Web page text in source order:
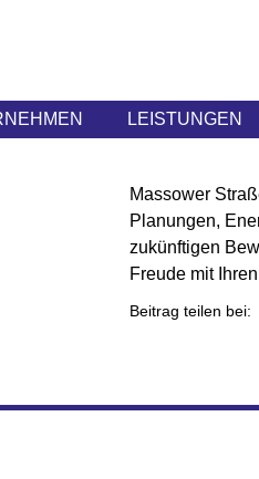
LEISTUNGEN
Massower
Planungen,
zukünftigen
Freude mit
Beitrag teilen bei: